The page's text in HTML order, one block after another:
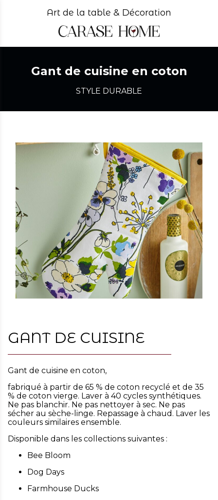
Art de la table & Décoration
Gant de cuisine en coton
STYLE DURABLE
GANT DE CUISINE
Gant de cuisine en coton,
fabriqué à partir de 65 % de coton recyclé et de 35
% de coton vierge. Laver à 40 cycles synthétiques.
Ne pas blanchir. Ne pas nettoyer à sec. Ne pas
sécher au sèche-linge. Repassage à chaud. Laver les
couleurs similaires ensemble.
Disponible dans les collections suivantes :
Bee Bloom
Dog Days
Farmhouse Ducks